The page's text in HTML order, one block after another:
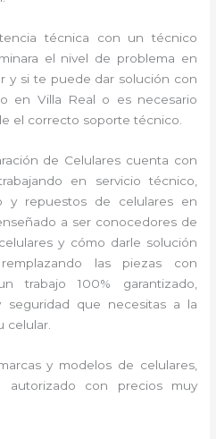
técnica con un técnico
el nivel de problema en
y si te puede dar solución con
en Villa Real o es necesario
el correcto soporte técnico.
de Celulares cuenta con
en servicio técnico,
y repuestos de celulares en
a ser conocedores de
y cómo darle solución
las piezas con
trabajo 100% garantizado,
seguridad que necesitas a la
celular.
y modelos de celulares,
autorizado con precios muy